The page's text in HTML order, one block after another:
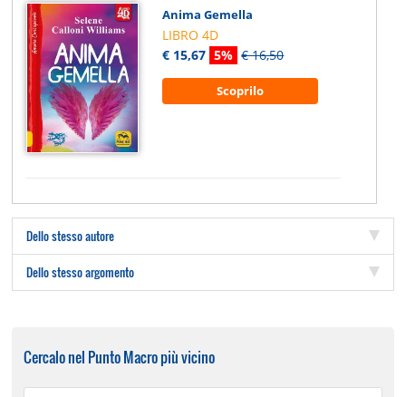
Anima Gemella
LIBRO 4D
€ 15,67 5% € 16,50
Scoprilo
Dello stesso autore
Dello stesso argomento
Cercalo nel Punto Macro più vicino